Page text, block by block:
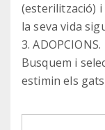
(esterilització)
la seva vida
3. ADOPCIONS.
Busquem i
estimin els